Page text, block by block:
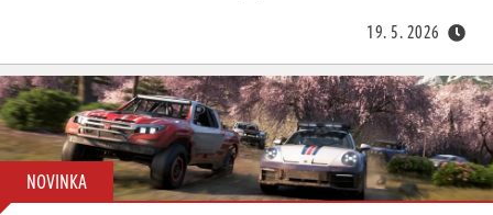
19. 5. 2026
NOVINKA